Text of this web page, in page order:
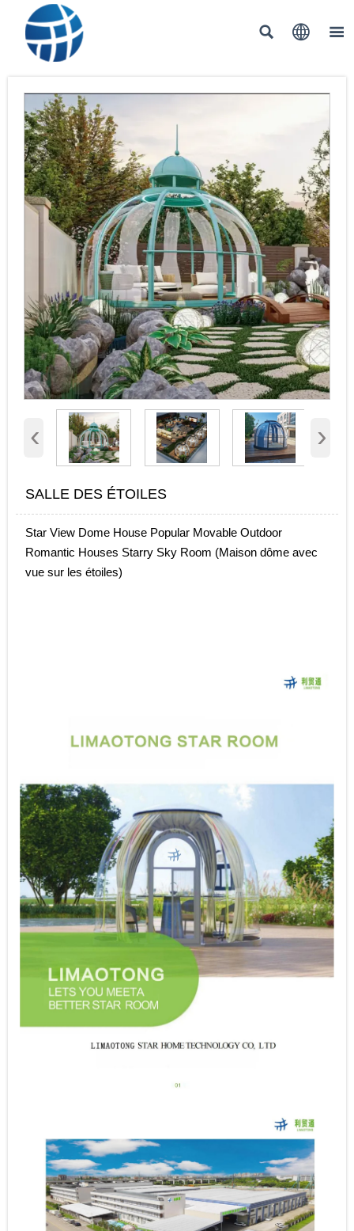
  
‹ ›
SALLE DES ÉTOILES
Star View Dome House Popular Movable Outdoor
Romantic Houses Starry Sky Room (Maison dôme avec
vue sur les étoiles)